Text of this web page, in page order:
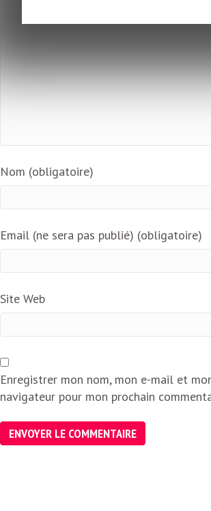
Nom (obligatoire)
Email (ne sera pas publié) (obligatoire)
Site Web
Enregistrer mon nom, mon e-mail et
navigateur pour mon prochain